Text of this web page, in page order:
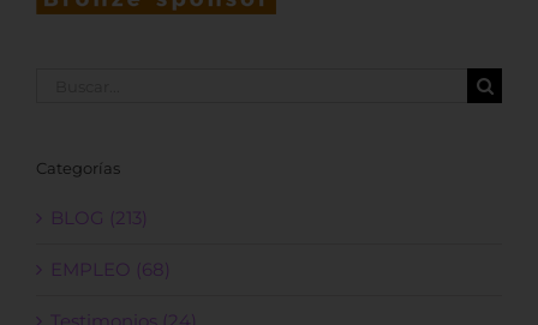
Categorías
BLOG (213)
EMPLEO (68)